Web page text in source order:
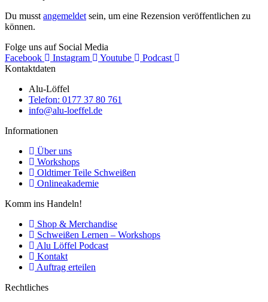
Du musst angemeldet sein, um eine Rezension veröffentlichen zu
können.
Folge uns auf Social Media
Facebook
Instagram Youtube
Podcast
Kontaktdaten
Alu-Löffel
Telefon: 0177 37 80 761
info@alu-loeffel.de
Informationen
Über uns
Workshops
Oldtimer Teile Schweißen
Onlineakademie
Komm ins Handeln!
Shop & Merchandise
Schweißen Lernen – Workshops
Alu Löffel Podcast
Kontakt
Auftrag erteilen
Rechtliches